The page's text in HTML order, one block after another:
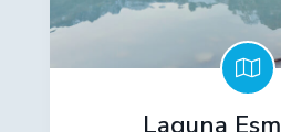
Laguna